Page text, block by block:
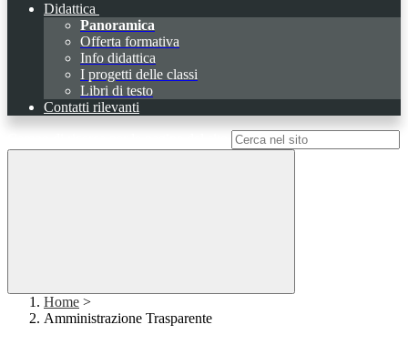
Didattica
Panoramica
Offerta formativa
Info didattica
I progetti delle classi
Libri di testo
Contatti rilevanti
Home >
Amministrazione Trasparente